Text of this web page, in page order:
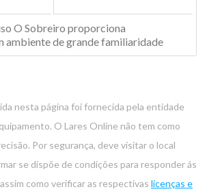
O Sobreiro proporciona
ambiente de grande familiaridade
nesta página foi fornecida pela entidade
O Lares Online não tem como
Por segurança, deve visitar o local
se dispõe de condições para responder ás
como verificar as respectivas licenças e